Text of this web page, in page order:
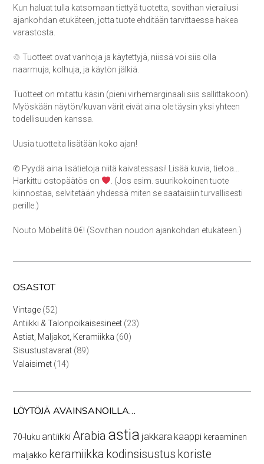
Kun haluat tulla katsomaan tiettyä tuotetta, sovithan vierailusi
ajankohdan etukäteen, jotta tuote ehditään tarvittaessa hakea
varastosta.
♲ Tuotteet ovat vanhoja ja käytettyjä, niissä voi siis olla
naarmuja, kolhuja, ja käytön jälkiä.
Tuotteet on mitattu käsin (pieni virhemarginaali siis sallittakoon).
Myöskään näytön/kuvan värit eivät aina ole täysin yksi yhteen
todellisuuden kanssa.
Uusia tuotteita lisätään koko ajan!
✆ Pyydä aina lisätietoja niitä kaivatessasi! Lisää kuvia, tietoa…
Harkittu ostopäätös on
. (Jos esim. suurikokoinen tuote
kiinnostaa, selvitetään yhdessä miten se saataisiin turvallisesti
perille.)
Nouto Möbeliltä 0€! (Sovithan noudon ajankohdan etukäteen.)
OSASTOT
Vintage 5252
tuotetta
Antiikki & Talonpoikaisesineet 2323
Astiat, Maljakot, Keramiikka 6060
Sisustustavarat 8989
Valaisimet 1414
LÖYTÖJÄ AVAINSANOILLA…
70-luku antiikki Arabia astia jakkara kaappi keraaminen
maljakko keramiikka kodinsisustus koriste